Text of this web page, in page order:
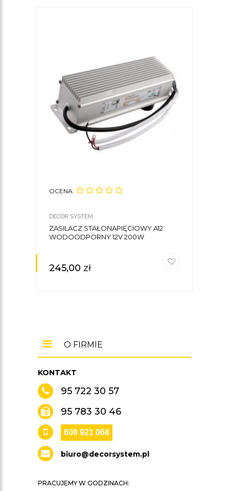
OCENA:
DECOR SYSTEM
ZASILACZ STAŁONAPIĘCIOWY A12
WODOODPORNY 12V 200W
245,00 zł
KONTAKT
95 722 30 57
95 783 30 46
608 921 068
biuro@decorsystem.pl
PRACUJEMY W GODZINACH:
O FIRMIE